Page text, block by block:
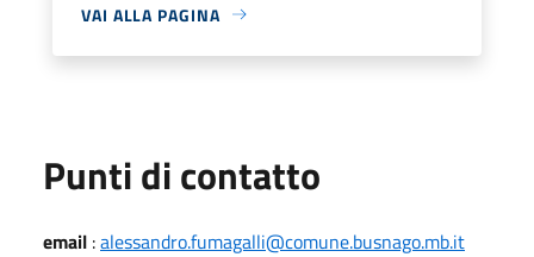
VAI ALLA PAGINA
Punti di contatto
email :alessandro.fumagalli@comune.busnago.mb.it